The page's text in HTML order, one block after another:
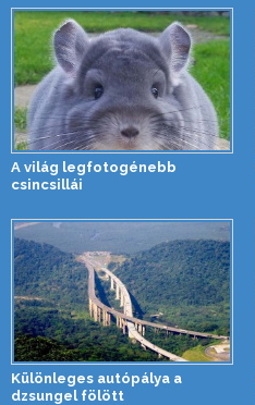
A világ legfotogénebb
csincsillái
Különleges autópálya a
dzsungel fölött